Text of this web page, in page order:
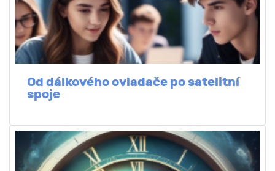
Od dálkového ovladače po satelitní
spoje